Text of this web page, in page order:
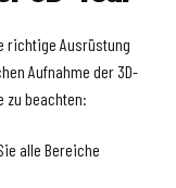
richtige Ausrüstung
Aufnahme der 3D-
zu beachten:
alle Bereiche